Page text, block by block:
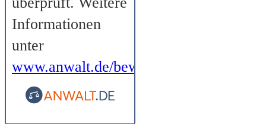
Informationen
unter
www.anwalt.de/bewertungsrichtlinien